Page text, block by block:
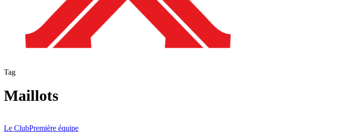
Tag
Maillots
nouveau
Le ClubPremière équipe